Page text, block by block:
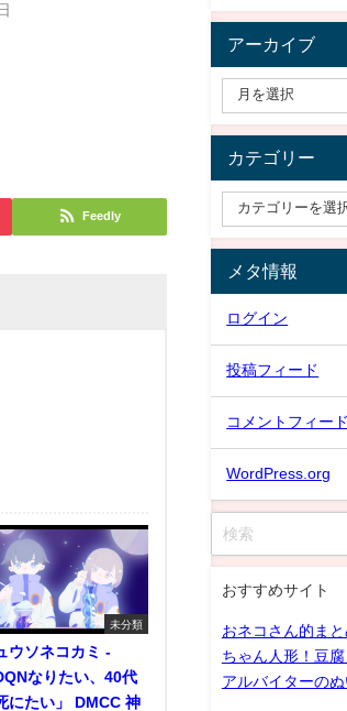
Feedly
未分類
ウソネコカミ -
なりたい、40代
にたい」 DMCC 神
アーカイブ
カテゴリー
メタ情報
ログイン
投稿フィード
コメントフィード
WordPress.org
おすすめサイト
おネコさん的ま
ちゃん人形！豆
アルバイターの